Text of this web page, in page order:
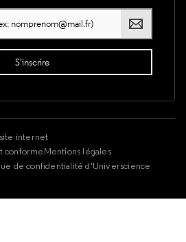
internet
conformeMentions légales
de confidentialité d'Universcience